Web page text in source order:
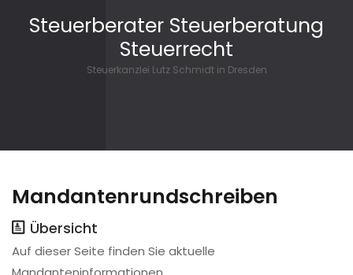
Steuerberater Steuerberatung
Steuerrecht
Steuerkanzlei Lutz Schmidt in Dresden
Mandantenrundschreiben
Übersicht
Auf dieser Seite finden Sie aktuelle